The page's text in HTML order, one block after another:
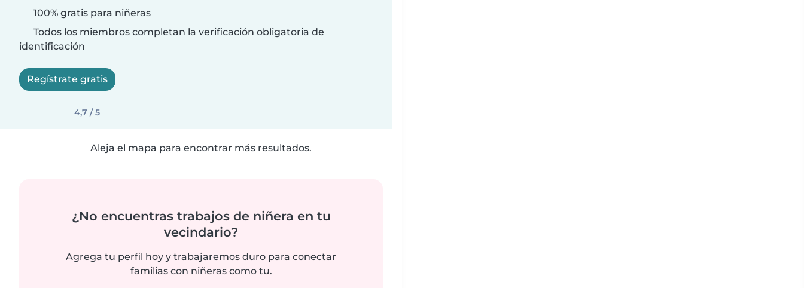
100% gratis para niñeras
Todos los miembros completan la verificación obligatoria de
identificación
Regístrate gratis
4,7 / 5
Aleja el mapa para encontrar más resultados.
¿No encuentras trabajos de niñera en tu
vecindario?
Agrega tu perfil hoy y trabajaremos duro para conectar
familias con niñeras como tu.